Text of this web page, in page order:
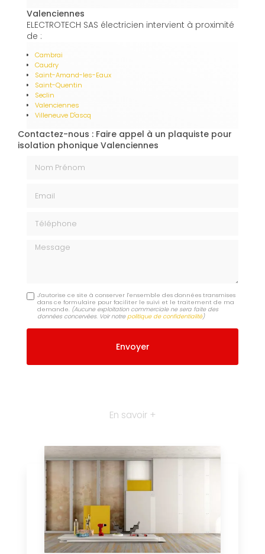
Valenciennes
ELECTROTECH SAS électricien intervient à proximité
de :
Cambrai
Caudry
Saint-Amand-les-Eaux
Saint-Quentin
Seclin
Valenciennes
Villeneuve D'ascq
Contactez-nous : Faire appel à un plaquiste pour
isolation phonique Valenciennes
Message
J'autorise ce site à conserver l'ensemble des données transmises
dans ce formulaire pour faciliter le suivi et le traitement de ma
demande. (Aucune exploitation commerciale ne sera faite des
données concervées. Voir notrepolitique de confidentialité)
En savoir +